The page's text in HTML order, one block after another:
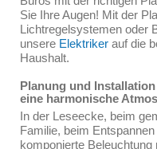
Sie Ihre Augen! Mit der
Lichtregelsystemen oder
unsere Elektriker auf die
Haushalt.
Planung und
eine harmonische
In der Leseecke, beim
Familie, beim
komponierte